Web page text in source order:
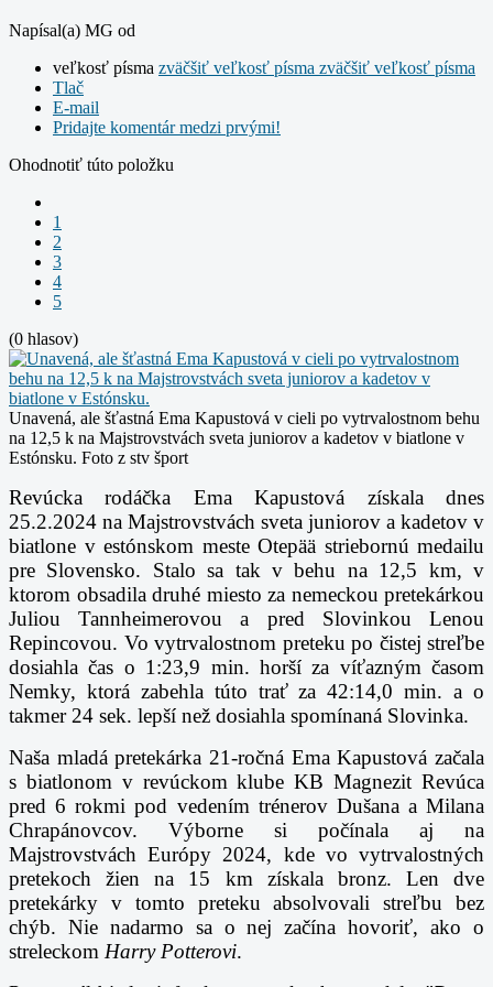
Napísal(a) MG od
veľkosť písma zväčšiť veľkosť písma zväčšiť veľkosť písma
Tlač
E-mail
Pridajte komentár medzi prvými!
Ohodnotiť túto položku
1
2
3
4
5
(0 hlasov)
Unavená, ale šťastná Ema Kapustová v cieli po vytrvalostnom behu
na 12,5 k na Majstrovstvách sveta juniorov a kadetov v biatlone v
Estónsku. Foto z stv šport
Revúcka rodáčka Ema Kapustová získala dnes
25.2.2024 na Majstrovstvách sveta juniorov a kadetov v
biatlone v estónskom meste Otepää striebornú medailu
pre Slovensko. Stalo sa tak v behu na 12,5 km, v
ktorom obsadila druhé miesto za nemeckou pretekárkou
Juliou Tannheimerovou a pred Slovinkou Lenou
Repincovou. Vo vytrvalostnom preteku po čistej streľbe
dosiahla čas o 1:23,9 min. horší za víťazným časom
Nemky, ktorá zabehla túto trať za 42:14,0 min. a o
takmer 24 sek. lepší než dosiahla spomínaná Slovinka.
Naša mladá pretekárka 21-ročná Ema Kapustová začala
s biatlonom v revúckom klube KB Magnezit Revúca
pred 6 rokmi pod vedením trénerov Dušana a Milana
Chrapánovcov. Výborne si počínala aj na
Majstrovstvách Európy 2024, kde vo vytrvalostných
pretekoch žien na 15 km získala bronz. Len dve
pretekárky v tomto preteku absolvovali streľbu bez
chýb. Nie nadarmo sa o nej začína hovoriť, ako o
streleckom Harry Potterovi.